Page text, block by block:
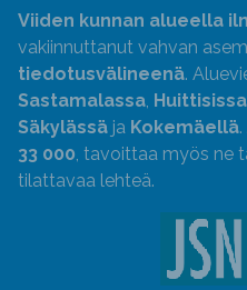
Viiden kunnan alueella
vakiinnuttanut vahvan
tiedotusvälineenä.
Sastamalassa, Huittisissa
Säkylässä ja Kokemäellä
33 000, tavoittaa myös ne
tilattavaa lehteä.